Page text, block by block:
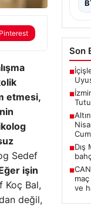
Pinterest
etmesi,
Sedef
işin
Koç Bal,
değil,
Son
■
■
■
■Dış
■
ve